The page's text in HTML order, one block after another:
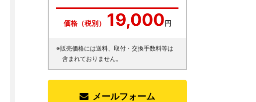
価格（税別） 19,000円
※販売価格には送料、取付・交換手数料等は
含まれておりません。
メールフォーム